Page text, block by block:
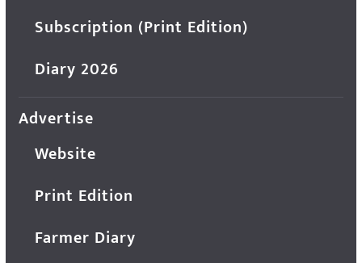
Subscription (Print Edition)
Diary 2026
Advertise
Website
Print Edition
Farmer Diary